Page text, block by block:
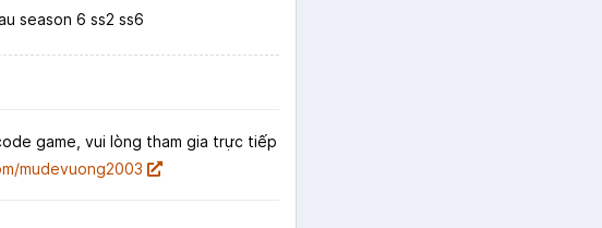
season 6 ss2 ss6
game, vui lòng tham gia trực tiếp
mudevuong2003